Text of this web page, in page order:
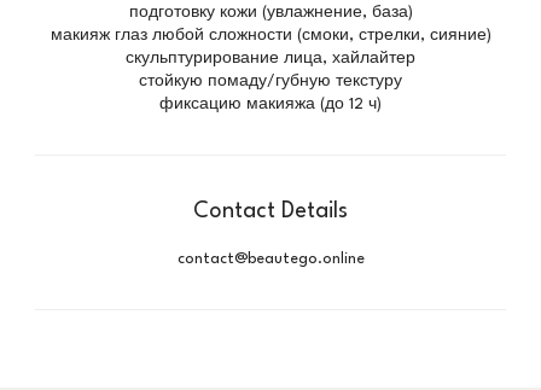
подготовку кожи (увлажнение, база)
макияж глаз любой сложности (смоки, стрелки, сияние)
скульптурирование лица, хайлайтер
стойкую помаду/губную текстуру
фиксацию макияжа (до 12 ч)
Contact Details
contact@beautego.online